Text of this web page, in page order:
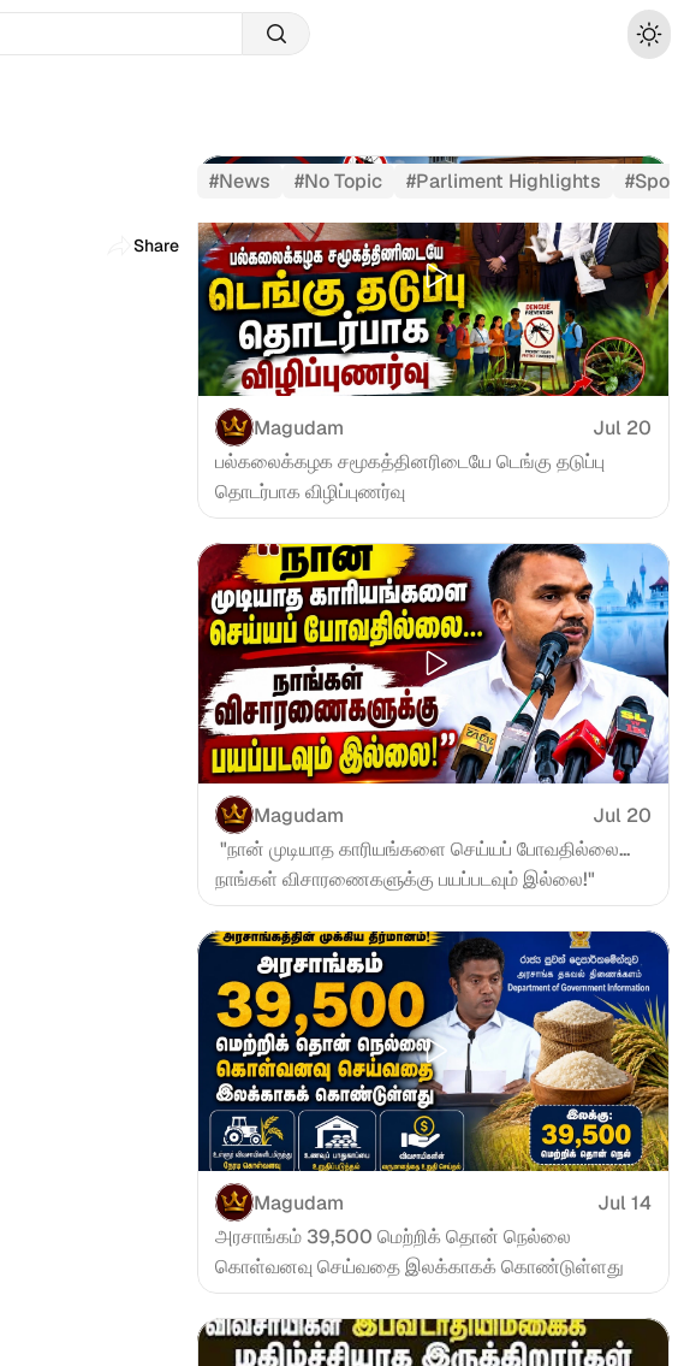
Share
#News #No Topic #Parliment Highlights #
Magudam
Jul 20
பல்கலைக்கழக சமூகத்தினரிடையே டெங்கு தடுப்பு
தொடர்பாக விழிப்புணர்வு
Magudam
Jul 20
நாங்கள் விசாரணைகளுக்கு பயப்படவும் இல்லை!"
Magudam
Jul 14
அரசாங்கம் 39,500 மெற்றிக் தொன் நெல்லை
கொள்வனவு செய்வதை இலக்காகக் கொண்டுள்ளது